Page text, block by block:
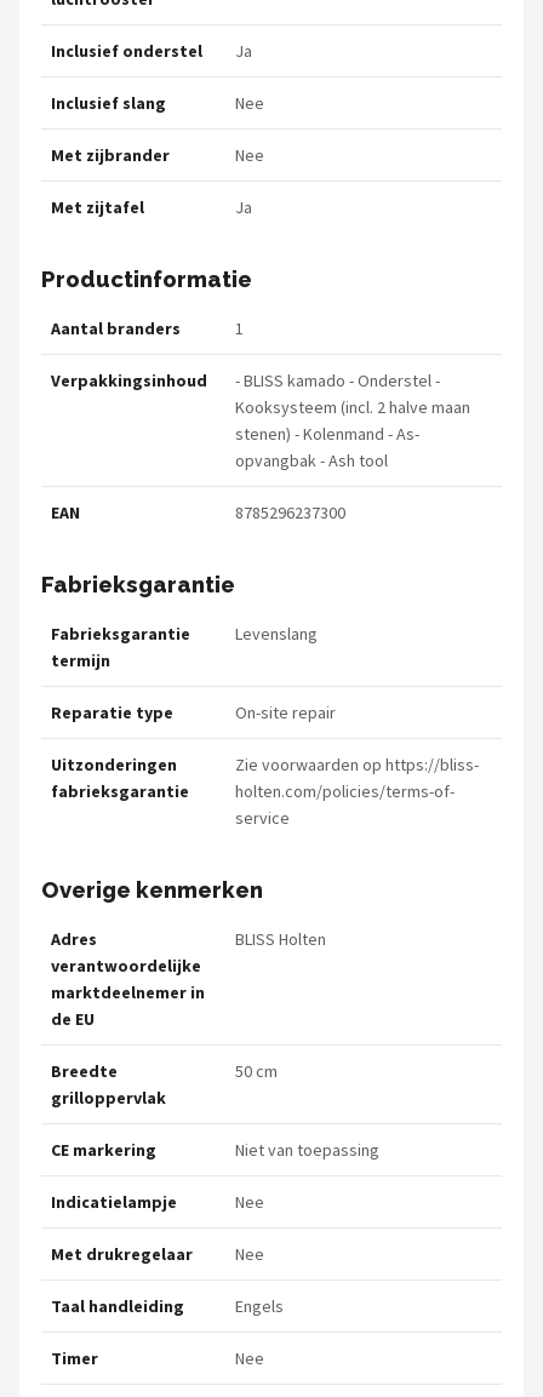
Inclusief onderstel Ja
Inclusief slang Nee
Met zijbrander Nee
Met zijtafel Ja
Productinformatie
Aantal branders 1
Verpakkingsinhoud
- BLISS kamado - Onderstel -
Kooksysteem (incl. 2 halve maan
stenen) - Kolenmand - As-
opvangbak - Ash tool
EAN 8785296237300
Fabrieksgarantie
Fabrieksgarantie
termijn
Levenslang
Reparatie type On-site repair
Uitzonderingen
fabrieksgarantie
Zie voorwaarden op https://bliss-
holten.com/policies/terms-of-
service
Overige kenmerken
Adres
verantwoordelijke
marktdeelnemer in
de EU
BLISS Holten
Breedte
grilloppervlak
50 cm
CE markering Niet van toepassing
Indicatielampje Nee
Met drukregelaar Nee
Taal handleiding Engels
Timer Nee